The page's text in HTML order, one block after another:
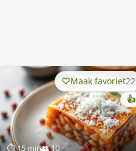
⏱ 15 min👥 10
Maak favoriet22
👍